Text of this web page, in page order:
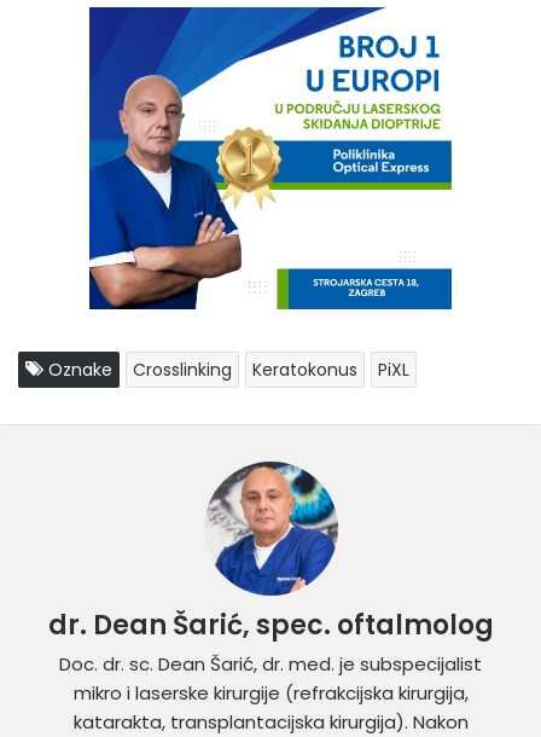
Oznake Crosslinking Keratokonus PiXL
dr. Dean Šarić, spec. oftalmolog
Doc. dr. sc. Dean Šarić, dr. med. je subspecijalist
mikro i laserske kirurgije (refrakcijska kirurgija,
katarakta, transplantacijska kirurgija). Nakon